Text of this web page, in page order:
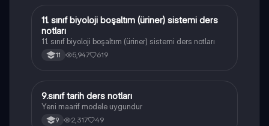
Biyoloji
11. sınıf biyoloji boşaltım (üriner) sistemi ders
notları
11. sınıf biyoloji boşaltım (üriner) sistemi ders notları
11 5,947 619
Tarih
9.sınıf tarih ders notları
Yeni maarif modele uygundur
9 2,317 49